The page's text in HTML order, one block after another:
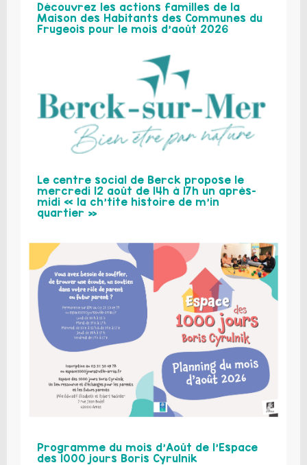
Découvrez les actions familles de la
Maison des Habitants des Communes du
Frugeois pour le mois d’août 2026
Le centre social de Berck propose le
mercredi 12 août de 14h à 17h un après-
midi « la ch’tite histoire de m’in
quartier »
Programme du mois d’Août de l’Espace
des 1000 jours Boris Cyrulnik